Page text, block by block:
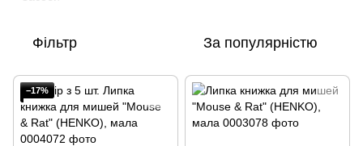
Фільтр За популярністю
−17%